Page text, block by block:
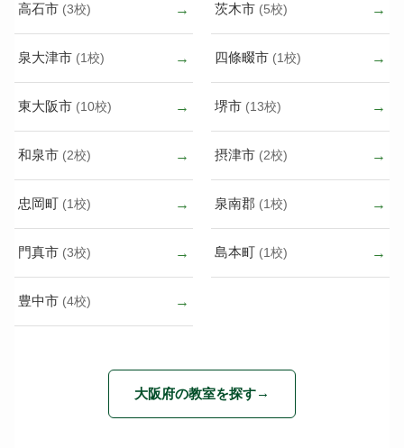
高石市 (3校) 茨木市 (5校)
泉大津市 (1校) 四條畷市 (1校)
東大阪市 (10校) 堺市 (13校)
和泉市 (2校) 摂津市 (2校)
忠岡町 (1校) 泉南郡 (1校)
門真市 (3校) 島本町 (1校)
豊中市 (4校)
大阪府の教室を探す